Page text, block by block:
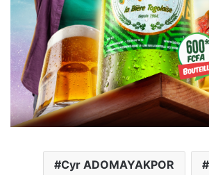
Cyr ADOMAYAKPOR